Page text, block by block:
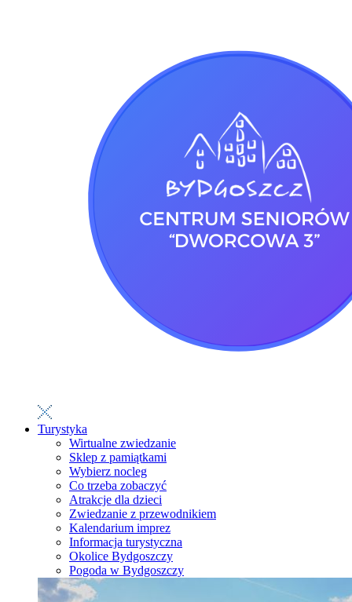
Turystyka
Wirtualne zwiedzanie
Sklep z pamiątkami
Wybierz nocleg
Co trzeba zobaczyć
Atrakcje dla dzieci
Zwiedzanie z przewodnikiem
Kalendarium imprez
Informacja turystyczna
Okolice Bydgoszczy
Pogoda w Bydgoszczy